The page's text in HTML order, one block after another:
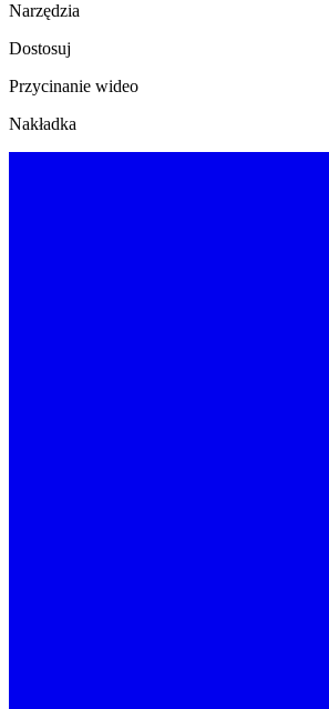
Narzędzia
Dostosuj
Przycinanie wideo
Nakładka